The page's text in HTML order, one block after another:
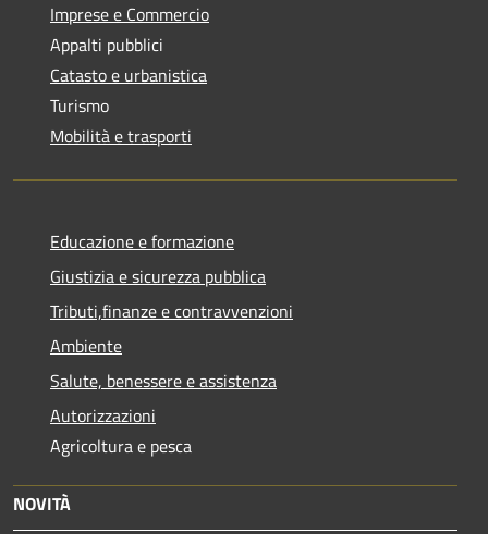
Imprese e Commercio
Appalti pubblici
Catasto e urbanistica
Turismo
Mobilità e trasporti
Educazione e formazione
Giustizia e sicurezza pubblica
Tributi,finanze e contravvenzioni
Ambiente
Salute, benessere e assistenza
Autorizzazioni
Agricoltura e pesca
NOVITÀ